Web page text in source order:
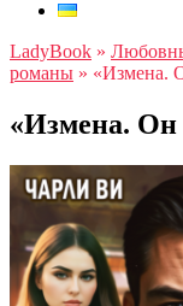
LadyBook »
романы » «Измена.
«Измена. Он